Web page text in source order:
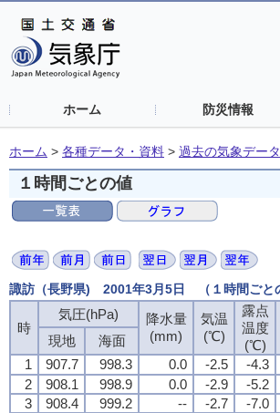
ホーム 防災情報
ホーム > 各種データ・資料 > 過去の気象デー
１時間ごとの値
諏訪（長野県) 2001年3月5日 （１時間ごと
時
気圧(hPa)
降水量
(mm)
気温
(℃)
露点
温度
(℃)
現地
海面
1
907.7 998.3 0.0 -2.5 -4.3
2
908.1 998.9 0.0 -2.9 -5.2
3
908.4 999.2 -- -2.7 -7.0